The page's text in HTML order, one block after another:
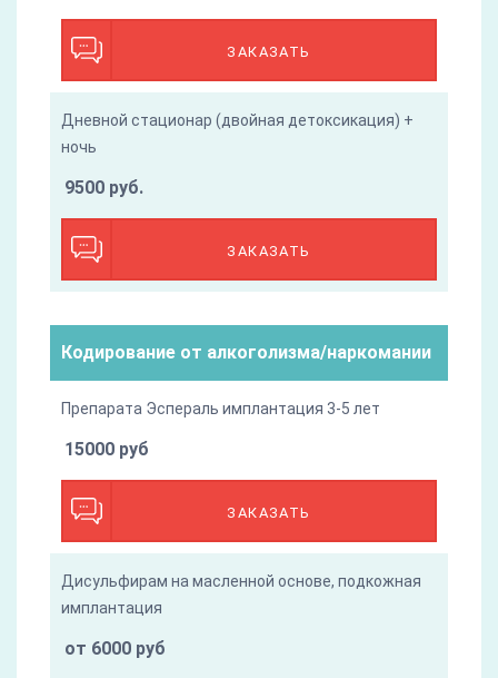
ЗАКАЗАТЬ
Дневной стационар (двойная детоксикация) +
ночь
ЗАКАЗАТЬ
9500 руб.
Кодирование от алкоголизма/наркомании
Препарата Эспераль имплантация 3-5 лет
ЗАКАЗАТЬ
15000 руб
Дисульфирам на масленной основе, подкожная
имплантация
от 6000 руб